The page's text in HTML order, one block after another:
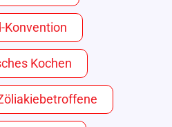
Konvention
Kochen